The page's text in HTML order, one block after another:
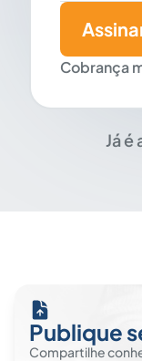
Cobrança
Já é
Publique
Compartilhe